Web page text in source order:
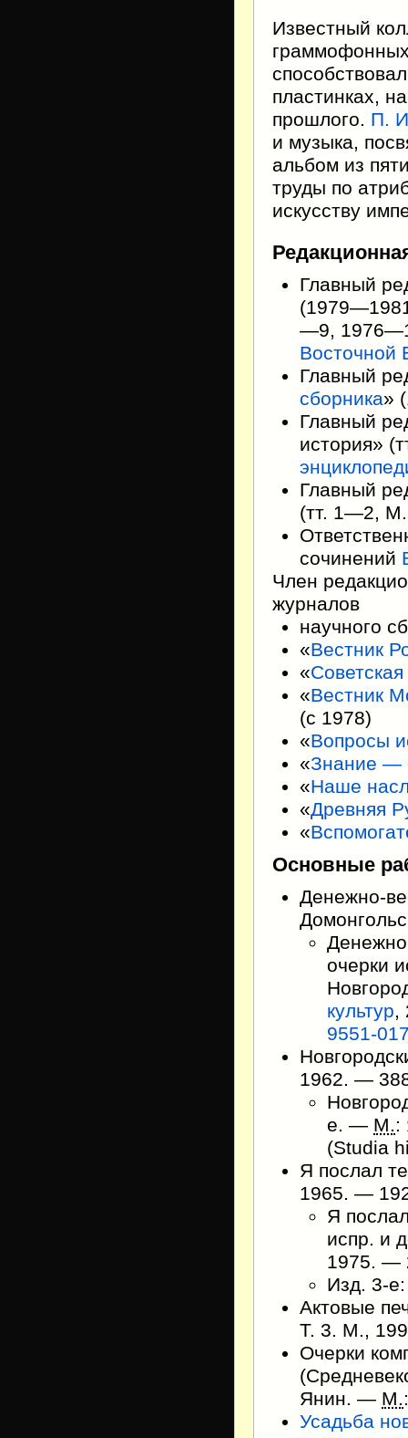
Известный
пластинках,
прошлого. П.
и музыка,
альбом из
труды по
искусству
Главный
—9,
Восточной
Главный
сборника»
Главный
история»
Главный
(тт. 1—2,
сочинений
Член
журналов
научного
«Вестник
«
«Вестник
(с 1978)
«Вопросы
«Знание —
«Наше
«Древняя
«
Основные
Денежно-
очерки
культур,
9551-
1962. —
е. — М.:
(Studia
Я послал
1965. —
Я
испр. и
1975.
Изд. 3-
Актовые
Т. 3. М.,
Очерки
Янин. — М.
Усадьба